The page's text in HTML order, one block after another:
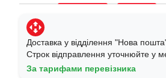
Доставка у відділення "Нова
Строк відправлення уточнюйте у
За тарифами перевізника